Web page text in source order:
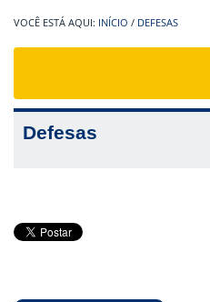
INÍCIO / DEFESAS
Defesas